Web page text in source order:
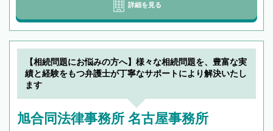
詳細を見る
【相続問題にお悩みの方へ】様々な相続問題を、豊富な実
績と経験をもつ弁護士が丁寧なサポートにより解決いたし
ます
旭合同法律事務所 名古屋事務所